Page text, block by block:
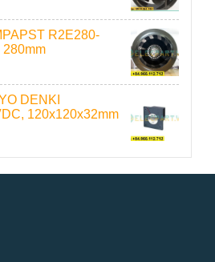
R2E280-
280mm
DENKI
120x120x32mm